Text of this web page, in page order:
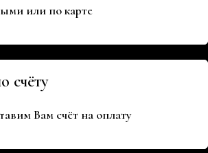
или по карте
счёту
Вам счёт на оплату